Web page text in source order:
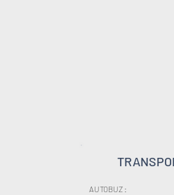
AUTOBUZ :